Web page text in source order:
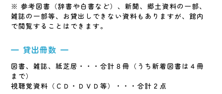
※ 参考図書（辞書や白書など）、新聞、郷土資料の一部、
雑誌の一部等、お貸出しできない資料もありますが、館内
で閲覧することはできます。
貸出冊数
図書、雑誌、紙芝居・・・合計８冊（うち新着図書は４冊
まで）
視聴覚資料（ＣＤ・ＤＶＤ等）・・・合計２点